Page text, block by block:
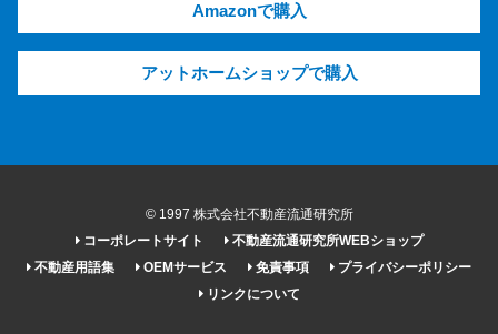
Amazonで購入
アットホームショップで購入
© 1997 株式会社不動産流通研究所
コーポレートサイト
不動産流通研究所WEBショップ
不動産用語集
OEMサービス 免責事項
プライバシーポリシー
リンクについて